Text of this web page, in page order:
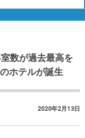
数が過去最高を
ホテルが誕生
2020年2月13日